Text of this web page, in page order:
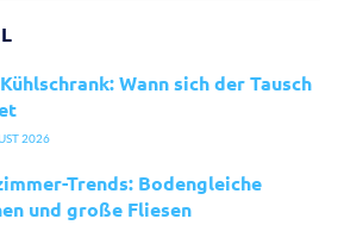
Wann sich der Tausch
2026
Trends: Bodengleiche
und große Fliesen